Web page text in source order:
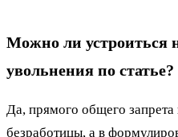
Можно ли устроиться
увольнения по статье?
Да, прямого общего
безработицы, а в